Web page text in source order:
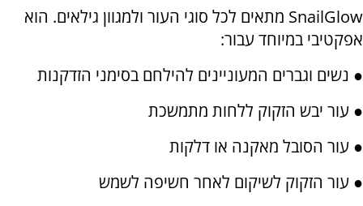
SnailGlow מתאים לכל סוגי העור ולמגוון גילאים. הוא
אפקטיבי במיוחד עבור:
● נשים וגברים המעוניינים להילחם בסימני הזדקנות
● עור יבש הזקוק ללחות מתמשכת
● עור הסובל מאקנה או דלקות
● עור הזקוק לשיקום לאחר חשיפה לשמש